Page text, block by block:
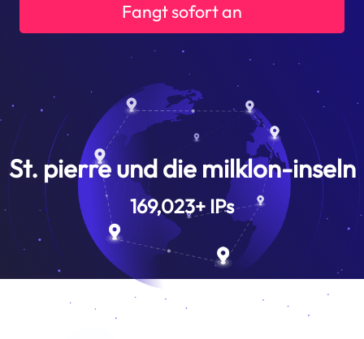
Fangt sofort an
St. pierre und die milklon-inseln
169,023+ IPs